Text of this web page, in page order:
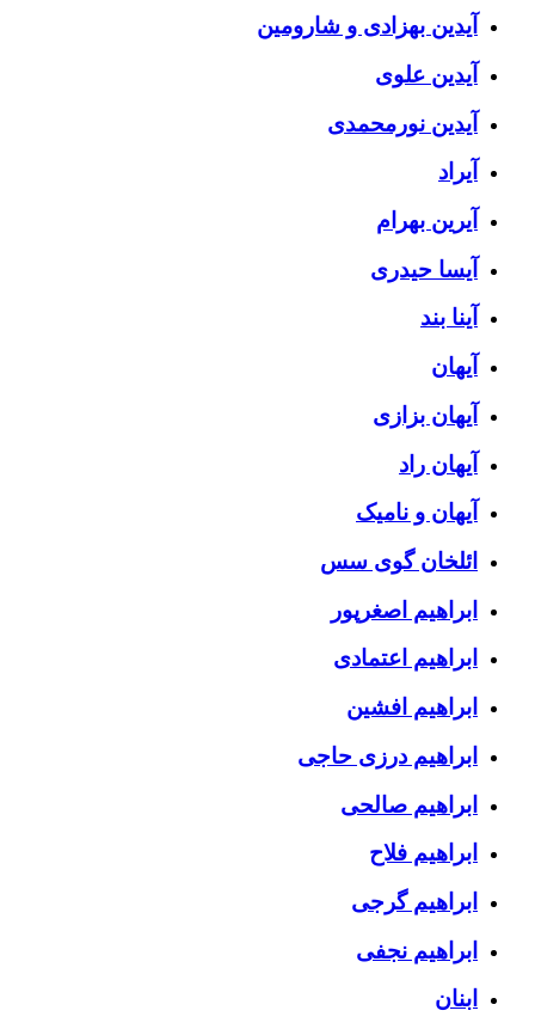
آیدین بهزادی و شارومین
آیدین علوی
آیدین نورمحمدی
آیراد
آیرین بهرام
آیسا حیدری
آینا بند
آیهان
آیهان بزازی
آیهان راد
آیهان و نامیک
ائلخان گوی سس
ابراهیم اصغرپور
ابراهیم اعتمادی
ابراهیم افشین
ابراهیم درزی حاجی
ابراهیم صالحی
ابراهیم فلاح
ابراهیم گرجی
ابراهیم نجفی
ابنان